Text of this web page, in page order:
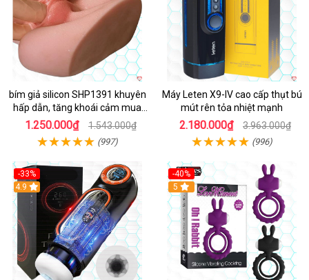
bím giả silicon SHP1391 khuyên
hấp dẫn, tăng khoái cảm mua
ngay
1.250.000₫ 1.543.000₫
(997)
Máy Leten X9-IV cao cấp thụt bú
mút rên tỏa nhiệt mạnh
2.180.000₫ 3.963.000₫
(996)
-33%
Hot
4.9
-40%
5